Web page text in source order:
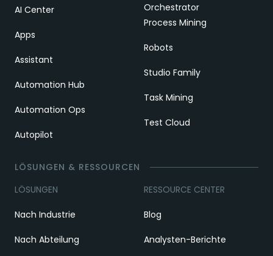
AI Center
Apps
Assistant
Automation Hub
Automation Ops
Autopilot
Orchestrator
Process Mining
Robots
Studio Family
Task Mining
Test Cloud
LÖSUNGEN & RESSOURCEN
LÖSUNGEN
Nach Industrie
Nach Abteilung
RESSOURCE CENTER
Blog
Analysten-Berichte